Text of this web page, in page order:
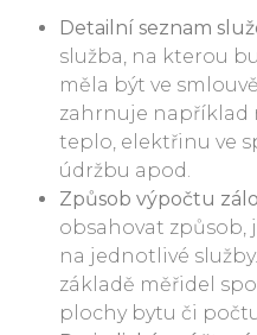
Detailní seznam
služba, na kterou
měla být ve
zahrnuje například
teplo, elektřinu ve
údržbu apod.
Způsob výpočtu
obsahovat způsob,
na jednotlivé
základě měřidel
plochy bytu či